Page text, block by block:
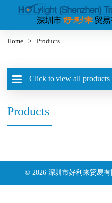
Home > Products
Click to view all products
Products
© 2026 深圳市好利来贸易